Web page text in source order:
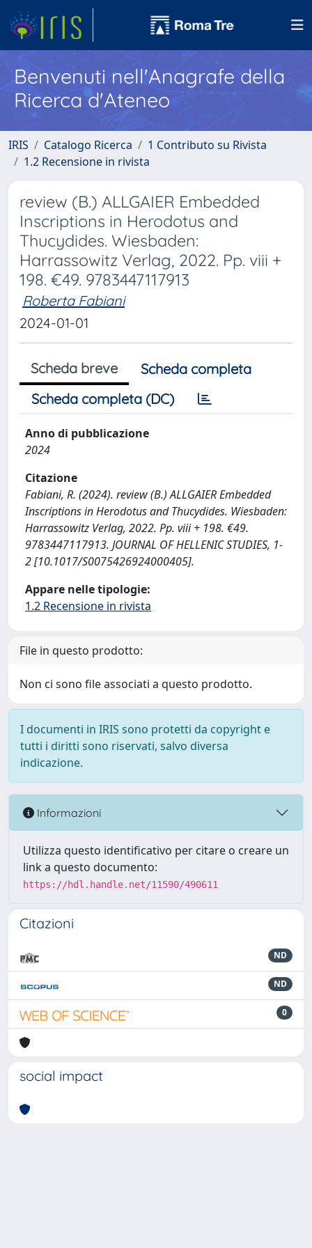
Benvenuti nell'Anagrafe della
Ricerca d'Ateneo
IRIS Catalogo Ricerca
1 Contributo su Rivista
1.2 Recensione in rivista
review (B.) ALLGAIER Embedded
Inscriptions in Herodotus and
Thucydides. Wiesbaden:
Harrassowitz Verlag, 2022. Pp. viii +
198. €49. 9783447117913
Roberta Fabiani
2024-01-01
Scheda breve
Scheda completa
Scheda completa (DC)
Anno di pubblicazione
2024
Citazione
Fabiani, R. (2024). review (B.) ALLGAIER Embedded
Inscriptions in Herodotus and Thucydides. Wiesbaden:
Harrassowitz Verlag, 2022. Pp. viii + 198. €49.
9783447117913. JOURNAL OF HELLENIC STUDIES, 1-
2 [10.1017/S0075426924000405].
Appare nelle tipologie:
1.2 Recensione in rivista
File in questo prodotto:
Non ci sono file associati a questo prodotto.
I documenti in IRIS sono protetti da copyright e
tutti i diritti sono riservati, salvo diversa
indicazione.
Informazioni
Utilizza questo identificativo per citare o creare un
link a questo documento:
https://hdl.handle.net/11590/490611
Citazioni
ND
ND
0
social impact